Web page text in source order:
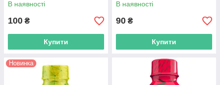
В наявності
100 ₴
Купити
В наявності
90 ₴
Купити
Новинка